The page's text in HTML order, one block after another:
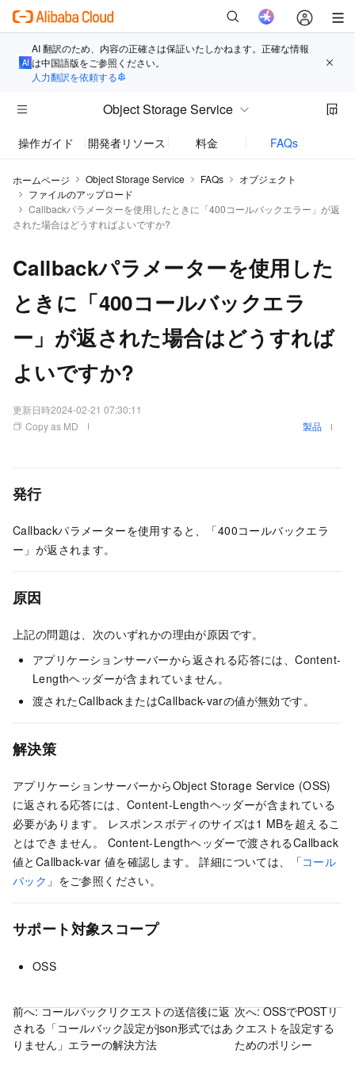
AI 翻訳のため、内容の正確さは保証いたしかねます。正確な情報
は中国語版をご参照ください。
人力翻訳を依頼する
Object Storage Service
操作ガイド 開発者リソース 料金 FAQs
ホームページ Object Storage Service FAQs
オブジェクト
ファイルのアップロード
Callbackパラメーターを使用したときに「400コールバックエラー」が返
された場合はどうすればよいですか?
Callbackパラメーターを使用した
ときに「400コールバックエラ
ー」が返された場合はどうすれば
よいですか?
更新日時2024-02-21 07:30:11
Copy as MD
製品
発行
Callbackパラメーターを使用すると、「400コールバックエラ
ー」が返されます。
原因
上記の問題は、次のいずれかの理由が原因です。
アプリケーションサーバーから返される応答には、Content-
Lengthヘッダーが含まれていません。
渡されたCallbackまたはCallback-varの値が無効です。
解決策
アプリケーションサーバーからObject Storage Service (OSS)
に返される応答には、Content-Lengthヘッダーが含まれている
必要があります。 レスポンスボディのサイズは1 MBを超えるこ
とはできません。 Content-Lengthヘッダーで渡されるCallback
値とCallback-var 値を確認します。 詳細については、「コール
バック 」をご参照ください。
サポート対象スコープ
OSS
前へ:コールバックリクエストの送信後に返
される「コールバック設定がjson形式ではあ
りません」エラーの解決方法
次へ:OSSでPOSTリ
クエストを設定する
ためのポリシー